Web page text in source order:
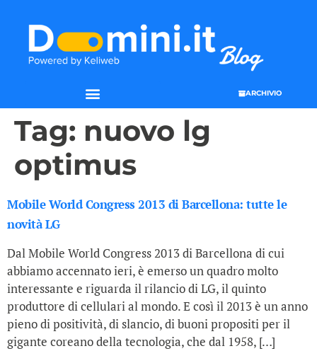
ARCHIVIO
Tag: nuovo lg
optimus
Mobile World Congress 2013 di Barcellona: tutte le
novità LG
Dal Mobile World Congress 2013 di Barcellona di cui
abbiamo accennato ieri, è emerso un quadro molto
interessante e riguarda il rilancio di LG, il quinto
produttore di cellulari al mondo. E così il 2013 è un anno
pieno di positività, di slancio, di buoni propositi per il
gigante coreano della tecnologia, che dal 1958, […]